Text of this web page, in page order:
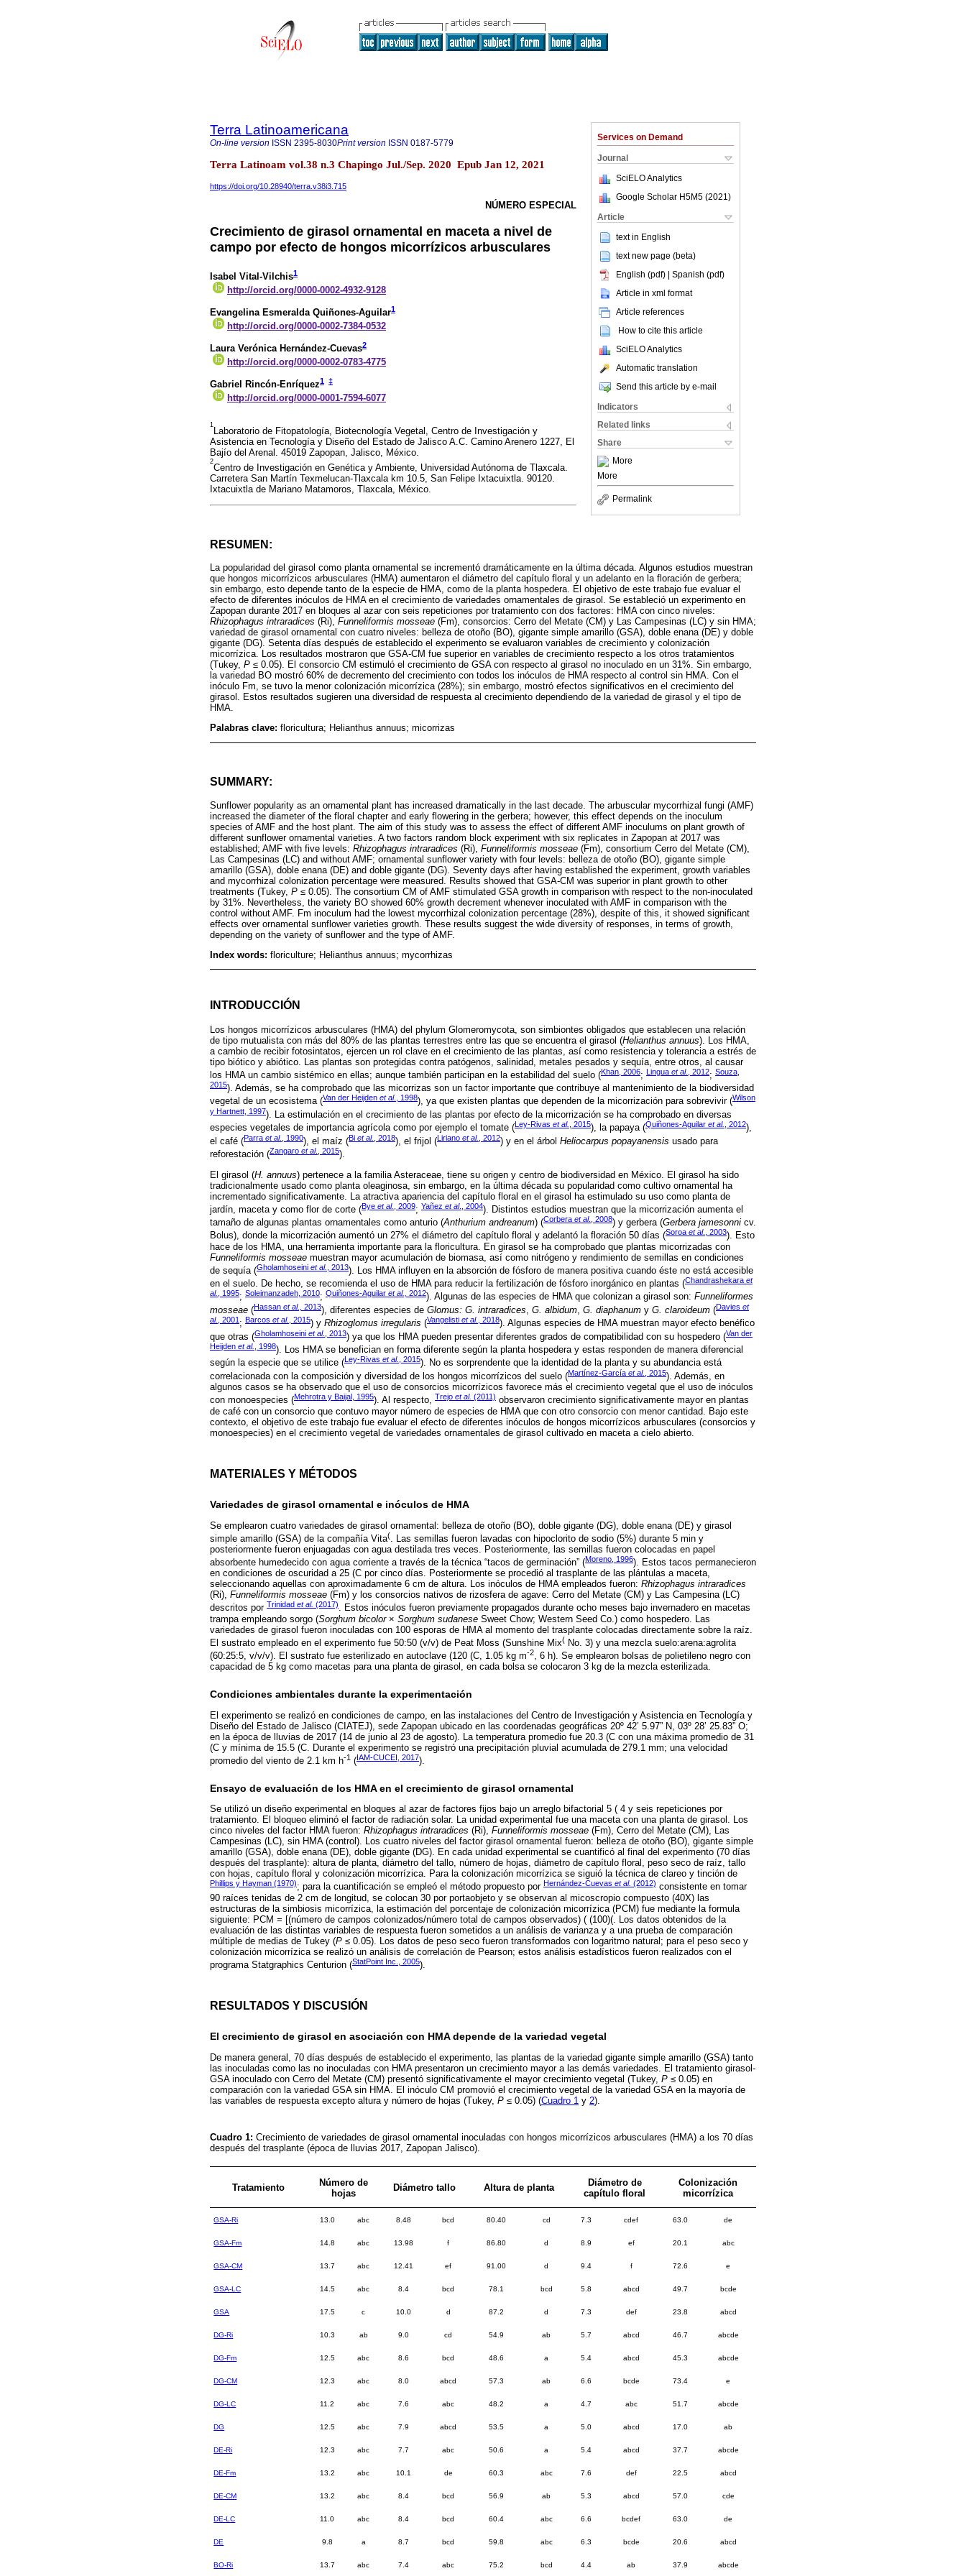
Services on Demand
Journal
SciELO Analytics
Google Scholar H5M5 (2021 )
Article
text in English
text new page (beta)
English (pdf) | Spanish (pdf)
Article in xml format
Article references
How to cite this article
SciELO Analytics
Automatic translation
Send this article by e-mail
Indicators
Related links
Share
More
More
Permalink
Terra Latinoamericana
On-line version ISSN 2395-8030Print version ISSN 0187-5779
Terra Latinoam vol.38 n.3 Chapingo Jul./Sep. 2020 Epub Jan 12, 2021
https://doi.org/10.28940/terra.v38i3.715
NÚMERO ESPECIAL
Crecimiento de girasol ornamental en maceta a nivel de
campo por efecto de hongos micorrízicos arbusculares
Isabel Vital-Vilchis1
http://orcid.org/0000-0002-4932-9128
Evangelina Esmeralda Quiñones-Aguilar1
http://orcid.org/0000-0002-7384-0532
Laura Verónica Hernández-Cuevas2
http://orcid.org/0000-0002-0783-4775
Gabriel Rincón-Enríquez1 ‡
http://orcid.org/0000-0001-7594-6077
1
Laboratorio de Fitopatología, Biotecnología Vegetal, Centro de Investigación y
Asistencia en Tecnología y Diseño del Estado de Jalisco A.C. Camino Arenero 1227, El
Bajío del Arenal. 45019 Zapopan, Jalisco, México.
2
Centro de Investigación en Genética y Ambiente, Universidad Autónoma de Tlaxcala.
Carretera San Martín Texmelucan-Tlaxcala km 10.5, San Felipe Ixtacuixtla. 90120.
Ixtacuixtla de Mariano Matamoros, Tlaxcala, México.
RESUMEN:
La popularidad del girasol como planta ornamental se incrementó dramáticamente en la última década. Algunos estudios muestran
que hongos micorrízicos arbusculares (HMA) aumentaron el diámetro del capítulo floral y un adelanto en la floración de gerbera;
sin embargo, esto depende tanto de la especie de HMA, como de la planta hospedera. El objetivo de este trabajo fue evaluar el
efecto de diferentes inóculos de HMA en el crecimiento de variedades ornamentales de girasol. Se estableció un experimento en
Zapopan durante 2017 en bloques al azar con seis repeticiones por tratamiento con dos factores: HMA con cinco niveles:
Rhizophagus intraradices (Ri), Funneliformis mosseae (Fm), consorcios: Cerro del Metate (CM) y Las Campesinas (LC) y sin HMA;
variedad de girasol ornamental con cuatro niveles: belleza de otoño (BO), gigante simple amarillo (GSA), doble enana (DE) y doble
gigante (DG). Setenta días después de establecido el experimento se evaluaron variables de crecimiento y colonización
micorrízica. Los resultados mostraron que GSA-CM fue superior en variables de crecimiento respecto a los otros tratamientos
(Tukey, P ≤ 0.05). El consorcio CM estimuló el crecimiento de GSA con respecto al girasol no inoculado en un 31%. Sin embargo,
la variedad BO mostró 60% de decremento del crecimiento con todos los inóculos de HMA respecto al control sin HMA. Con el
inóculo Fm, se tuvo la menor colonización micorrízica (28%); sin embargo, mostró efectos significativos en el crecimiento del
girasol. Estos resultados sugieren una diversidad de respuesta al crecimiento dependiendo de la variedad de girasol y el tipo de
HMA.
Palabras clave: floricultura; Helianthus annuus; micorrizas
SUMMARY:
Sunflower popularity as an ornamental plant has increased dramatically in the last decade. The arbuscular mycorrhizal fungi (AMF)
increased the diameter of the floral chapter and early flowering in the gerbera; however, this effect depends on the inoculum
species of AMF and the host plant. The aim of this study was to assess the effect of different AMF inoculums on plant growth of
different sunflower ornamental varieties. A two factors random block experiment with six replicates in Zapopan at 2017 was
established; AMF with five levels: Rhizophagus intraradices (Ri), Funneliformis mosseae (Fm), consortium Cerro del Metate (CM),
Las Campesinas (LC) and without AMF; ornamental sunflower variety with four levels: belleza de otoño (BO), gigante simple
amarillo (GSA), doble enana (DE) and doble gigante (DG). Seventy days after having established the experiment, growth variables
and mycorrhizal colonization percentage were measured. Results showed that GSA-CM was superior in plant growth to other
treatments (Tukey, P ≤ 0.05). The consortium CM of AMF stimulated GSA growth in comparison with respect to the non-inoculated
by 31%. Nevertheless, the variety BO showed 60% growth decrement whenever inoculated with AMF in comparison with the
control without AMF. Fm inoculum had the lowest mycorrhizal colonization percentage (28%), despite of this, it showed significant
effects over ornamental sunflower varieties growth. These results suggest the wide diversity of responses, in terms of growth,
depending on the variety of sunflower and the type of AMF.
Index words: floriculture; Helianthus annuus; mycorrhizas
INTRODUCCIÓN
Los hongos micorrízicos arbusculares (HMA) del phylum Glomeromycota, son simbiontes obligados que establecen una relación
de tipo mutualista con más del 80% de las plantas terrestres entre las que se encuentra el girasol (Helianthus annuus). Los HMA,
a cambio de recibir fotosintatos, ejercen un rol clave en el crecimiento de las plantas, así como resistencia y tolerancia a estrés de
tipo biótico y abiótico. Las plantas son protegidas contra patógenos, salinidad, metales pesados y sequía, entre otros, al causar
los HMA un cambio sistémico en ellas; aunque también participan en la estabilidad del suelo (Khan, 2006; Lingua et al. , 2012; Souza,
2015). Además, se ha comprobado que las micorrizas son un factor importante que contribuye al mantenimiento de la biodiversidad
vegetal de un ecosistema (Van der Heijden et al., 1998), ya que existen plantas que dependen de la micorrización para sobrevivir (Wilson
y Hartnett, 1997). La estimulación en el crecimiento de las plantas por efecto de la micorrización se ha comprobado en diversas
especies vegetales de importancia agrícola como por ejemplo el tomate (Ley-Rivas et al. , 2015), la papaya (Quiñones-Aguilar et al. , 2012),
el café (Parra et al. , 1990), el maíz (Bi et al. , 2018), el frijol (Liriano et al. , 2012) y en el árbol Heliocarpus popayanensis usado para
reforestación (Zangaro et al., 2015).
El girasol (H. annuus) pertenece a la familia Asteraceae, tiene su origen y centro de biodiversidad en México. El girasol ha sido
tradicionalmente usado como planta oleaginosa, sin embargo, en la última década su popularidad como cultivo ornamental ha
incrementado significativamente. La atractiva apariencia del capítulo floral en el girasol ha estimulado su uso como planta de
jardín, maceta y como flor de corte (Bye et al. , 2009; Yañez et al., 2004). Distintos estudios muestran que la micorrización aumenta el
tamaño de algunas plantas ornamentales como anturio (Anthurium andreanum) (Corbera et al., 2008) y gerbera (Gerbera jamesonni cv.
Bolus), donde la micorrización aumentó un 27% el diámetro del capítulo floral y adelantó la floración 50 días (Soroa et al., 2003). Esto
hace de los HMA, una herramienta importante para la floricultura. En girasol se ha comprobado que plantas micorrizadas con
Funneliformis mosseae muestran mayor acumulación de biomasa, así como nitrógeno y rendimiento de semillas en condiciones
de sequía (Gholamhoseini et al. , 2013). Los HMA influyen en la absorción de fósforo de manera positiva cuando éste no está accesible
en el suelo. De hecho, se recomienda el uso de HMA para reducir la fertilización de fósforo inorgánico en plantas (Chandrashekara et
al., 1995; Soleimanzadeh, 2010; Quiñones-Aguilar et al., 2012). Algunas de las especies de HMA que colonizan a girasol son: Funneliformes
mosseae (Hassan et al., 2013), diferentes especies de Glomus: G. intraradices, G. albidum, G. diaphanum y G. claroideum (Davies et
al.
, 2001 ; Barcos et al. , 2015) y Rhizoglomus irregularis (Vangelisti et al. , 2018). Algunas especies de HMA muestran mayor efecto benéfico
que otras (Gholamhoseini et al., 2013) ya que los HMA pueden presentar diferentes grados de compatibilidad con su hospedero (Van der
Heijden et al. , 1998). Los HMA se benefician en forma diferente según la planta hospedera y estas responden de manera diferencial
según la especie que se utilice (Ley-Rivas et al., 2015). No es sorprendente que la identidad de la planta y su abundancia está
correlacionada con la composición y diversidad de los hongos micorrízicos del suelo (Martínez-García et al. , 2015). Además, en
algunos casos se ha observado que el uso de consorcios micorrízicos favorece más el crecimiento vegetal que el uso de inóculos
con monoespecies (Mehrotra y Baijal, 1995). Al respecto, Trejo et al. (2011) observaron crecimiento significativamente mayor en plantas
de café con un consorcio que contuvo mayor número de especies de HMA que con otro consorcio con menor cantidad. Bajo este
contexto, el objetivo de este trabajo fue evaluar el efecto de diferentes inóculos de hongos micorrízicos arbusculares (consorcios y
monoespecies) en el crecimiento vegetal de variedades ornamentales de girasol cultivado en maceta a cielo abierto.
MATERIALES Y MÉTODOS
Variedades de girasol ornamental e inóculos de HMA
Se emplearon cuatro variedades de girasol ornamental: belleza de otoño (BO), doble gigante (DG), doble enana (DE) y girasol
simple amarillo (GSA) de la compañía Vita(
. Las semillas fueron lavadas con hipoclorito de sodio (5%) durante 5 min y
posteriormente fueron enjuagadas con agua destilada tres veces. Posteriormente, las semillas fueron colocadas en papel
absorbente humedecido con agua corriente a través de la técnica “tacos de germinación” (Moreno, 1996). Estos tacos permanecieron
en condiciones de oscuridad a 25 (C por cinco días. Posteriormente se procedió al trasplante de las plántulas a maceta,
seleccionando aquellas con aproximadamente 6 cm de altura. Los inóculos de HMA empleados fueron: Rhizophagus intraradices
(Ri), Funneliformis mosseae (Fm) y los consorcios nativos de rizosfera de agave: Cerro del Metate (CM) y Las Campesina (LC)
descritos por Trinidad et al. (2017). Estos inóculos fueron previamente propagados durante ocho meses bajo invernadero en macetas
trampa empleando sorgo (Sorghum bicolor× Sorghum sudanese Sweet Chow; Western Seed Co.) como hospedero. Las
variedades de girasol fueron inoculadas con 100 esporas de HMA al momento del trasplante colocadas directamente sobre la raíz.
El sustrato empleado en el experimento fue 50:50 (v/v) de Peat Moss (Sunshine Mix( No. 3) y una mezcla suelo:arena:agrolita
(60:25:5, v/v/v). El sustrato fue esterilizado en autoclave (120 (C, 1.05 kg m-2, 6 h). Se emplearon bolsas de polietileno negro con
capacidad de 5 kg como macetas para una planta de girasol, en cada bolsa se colocaron 3 kg de la mezcla esterilizada.
Condiciones ambientales durante la experimentación
El experimento se realizó en condiciones de campo, en las instalaciones del Centro de Investigación y Asistencia en Tecnología y
Diseño del Estado de Jalisco (CIATEJ), sede Zapopan ubicado en las coordenadas geográficas 20º 42’ 5.97” N, 03º 28’ 25.83” O;
en la época de lluvias de 2017 (14 de junio al 23 de agosto). La temperatura promedio fue 20.3 (C con una máxima promedio de 31
(C y mínima de 15.5 (C. Durante el experimento se registró una precipitación pluvial acumulada de 279.1 mm; una velocidad
promedio del viento de 2.1 km h-1 (IAM-CUCEI, 2017).
Ensayo de evaluación de los HMA en el crecimiento de girasol ornamental
Se utilizó un diseño experimental en bloques al azar de factores fijos bajo un arreglo bifactorial 5 ( 4 y seis repeticiones por
tratamiento. El bloqueo eliminó el factor de radiación solar. La unidad experimental fue una maceta con una planta de girasol. Los
cinco niveles del factor HMA fueron: Rhizophagus intraradices (Ri), Funneliformis mosseae (Fm), Cerro del Metate (CM), Las
Campesinas (LC), sin HMA (control). Los cuatro niveles del factor girasol ornamental fueron: belleza de otoño (BO), gigante simple
amarillo (GSA), doble enana (DE), doble gigante (DG). En cada unidad experimental se cuantificó al final del experimento (70 días
después del trasplante): altura de planta, diámetro del tallo, número de hojas, diámetro de capítulo floral, peso seco de raíz, tallo
con hojas, capítulo floral y colonización micorrízica. Para la colonización micorrízica se siguió la técnica de clareo y tinción de
Phillips y Hayman (1970); para la cuantificación se empleó el método propuesto por Hernández-Cuevas et al. (2012) consistente en tomar
90 raíces tenidas de 2 cm de longitud, se colocan 30 por portaobjeto y se observan al micoscropio compuesto (40X) las
estructuras de la simbiosis micorrízica, la estimación del porcentaje de colonización micorrízica (PCM) fue mediante la formula
siguiente: PCM = [(número de campos colonizados/número total de campos observados) ( (100)(. Los datos obtenidos de la
evaluación de las distintas variables de respuesta fueron sometidos a un análisis de varianza y a una prueba de comparación
múltiple de medias de Tukey (P ≤ 0.05). Los datos de peso seco fueron transformados con logaritmo natural; para el peso seco y
colonización micorrízica se realizó un análisis de correlación de Pearson; estos análisis estadísticos fueron realizados con el
programa Statgraphics Centurion (StatPoint Inc., 2005).
RESULTADOS Y DISCUSIÓN
El crecimiento de girasol en asociación con HMA depende de la variedad vegetal
De manera general, 70 días después de establecido el experimento, las plantas de la variedad gigante simple amarillo (GSA) tanto
las inoculadas como las no inoculadas con HMA presentaron un crecimiento mayor a las demás variedades. El tratamiento girasol-
GSA inoculado con Cerro del Metate (CM) presentó significativamente el mayor crecimiento vegetal (Tukey, P ≤ 0.05) en
comparación con la variedad GSA sin HMA. El inóculo CM promovió el crecimiento vegetal de la variedad GSA en la mayoría de
las variables de respuesta excepto altura y número de hojas (Tukey, P ≤ 0.05) (Cuadro 1 y 2).
Cuadro 1: Crecimiento de variedades de girasol ornamental inoculadas con hongos micorrízicos arbusculares (HMA) a los 70 días
después del trasplante (época de lluvias 2017, Zapopan Jalisco).
Tratamiento
Número de
hojas
Diámetro tallo Altura de planta
Diámetro de
capítulo floral
Colonización
micorrízica
GSA-Ri 13.0 abc 8.48 bcd 80.40 cd 7.3 cdef 63.0 de
GSA-Fm 14.8 abc 13.98 f 86.80 d 8.9 ef 20.1 abc
GSA-CM 13.7 abc 12.41 ef 91.00 d 9.4 f 72.6 e
GSA-LC 14.5 abc 8.4 bcd 78.1 bcd 5.8 abcd 49.7 bcde
GSA 17.5 c 10.0 d 87.2 d 7.3 def 23.8 abcd
DG-Ri 10.3 ab 9.0 cd 54.9 ab 5.7 abcd 46.7 abcde
DG-Fm 12.5 abc 8.6 bcd 48.6 a 5.4 abcd 45.3 abcde
DG-CM 12.3 abc 8.0 abcd 57.3 ab 6.6 bcde 73.4 e
DG-LC 11.2 abc 7.6 abc 48.2 a 4.7 abc 51.7 abcde
DG 12.5 abc 7.9 abcd 53.5 a 5.0 abcd 17.0 ab
DE-Ri 12.3 abc 7.7 abc 50.6 a 5.4 abcd 37.7 abcde
DE-Fm 13.2 abc 10.1 de 60.3 abc 7.6 def 22.5 abcd
DE-CM 13.2 abc 8.4 bcd 56.9 ab 5.3 abcd 57.0 cde
DE-LC 11.0 abc 8.4 bcd 60.4 abc 6.6 bcdef 63.0 de
DE 9.8 a 8.7 bcd 59.8 abc 6.3 bcde 20.6 abcd
BO-Ri 13.7 abc 7.4 abc 75.2 bcd 4.4 ab 37.9 abcde